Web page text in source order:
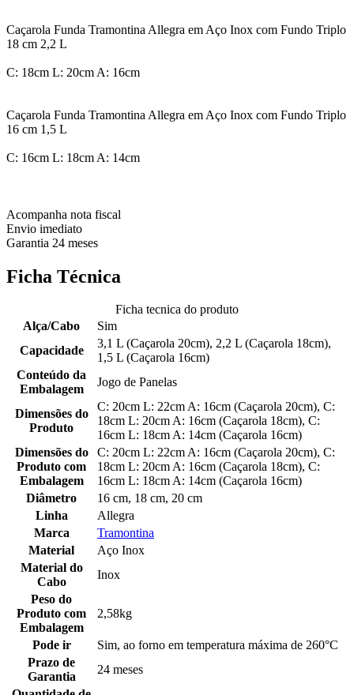
Caçarola Funda Tramontina Allegra em Aço Inox com Fundo Triplo
18 cm 2,2 L
C: 18cm L: 20cm A: 16cm
Caçarola Funda Tramontina Allegra em Aço Inox com Fundo Triplo
16 cm 1,5 L
C: 16cm L: 18cm A: 14cm
Acompanha nota fiscal
Envio imediato
Garantia 24 meses
Ficha Técnica
Ficha tecnica do produto
Alça/Cabo
Sim
Capacidade
3,1 L (Caçarola 20cm), 2,2 L (Caçarola 18cm),
1,5 L (Caçarola 16cm)
Conteúdo da
Embalagem
Jogo de Panelas
Dimensões do
Produto
C: 20cm L: 22cm A: 16cm (Caçarola 20cm), C:
18cm L: 20cm A: 16cm (Caçarola 18cm), C:
16cm L: 18cm A: 14cm (Caçarola 16cm)
Dimensões do
Produto com
Embalagem
C: 20cm L: 22cm A: 16cm (Caçarola 20cm), C:
18cm L: 20cm A: 16cm (Caçarola 18cm), C:
16cm L: 18cm A: 14cm (Caçarola 16cm)
Diâmetro
16 cm, 18 cm, 20 cm
Linha
Allegra
Marca
Tramontina
Material
Aço Inox
Material do
Cabo
Inox
Peso do
Produto com
Embalagem
2,58kg
Pode ir
Sim, ao forno em temperatura máxima de 260°C
Prazo de
Garantia
24 meses